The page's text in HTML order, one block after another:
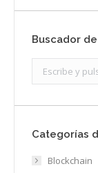
Buscador
Categorías
Blockchain